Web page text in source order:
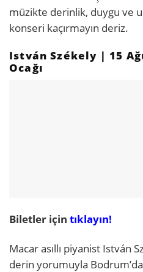
müzikte derinlik, duygu ve
konseri kaçırmayın deriz.
István Székely | 15
Ocağı
Biletler için tıklayın!
Macar asıllı piyanist István
derin yorumuyla